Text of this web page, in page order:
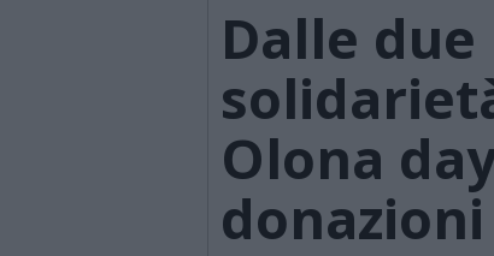
Dalle
Olona
donazioni